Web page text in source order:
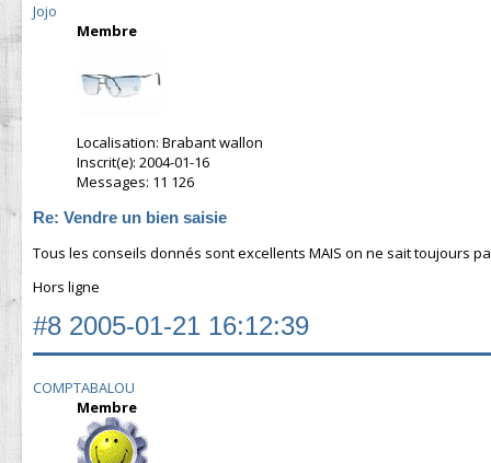
Jojo
Membre
Localisation: Brabant wallon
Inscrit(e): 2004-01-16
Messages: 11 126
Re: Vendre un bien saisie
Tous les conseils donnés sont excellents MAIS on ne sait toujours
Hors ligne
#8 2005-01-21 16:12:39
COMPTABALOU
Membre